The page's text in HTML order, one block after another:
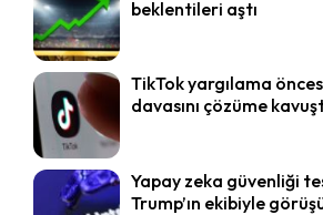
beklentileri aştı
TikTok yargılama
davasını çözüme
Yapay zeka güvenliği
Trump’ın ekibiyle